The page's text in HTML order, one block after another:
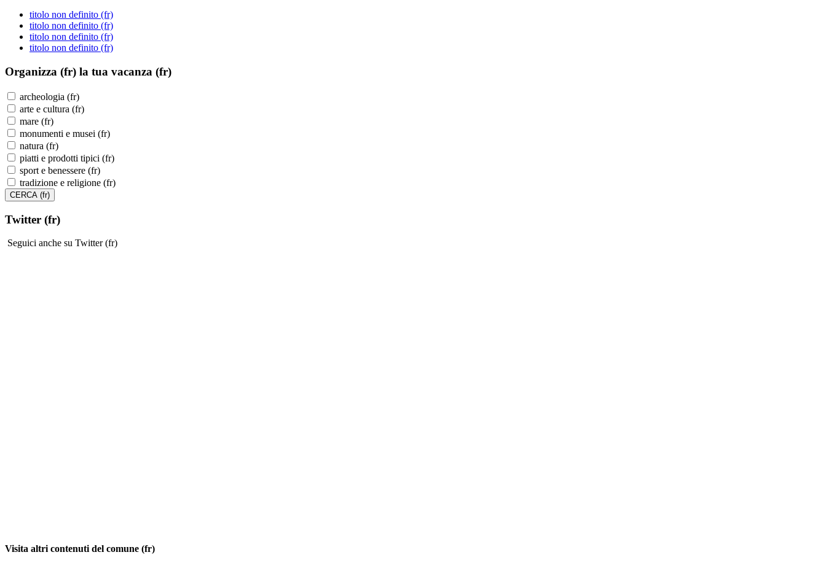
titolo non definito (fr)
titolo non definito (fr)
titolo non definito (fr)
titolo non definito (fr)
Organizza (fr) la tua vacanza (fr)
archeologia (fr)
arte e cultura (fr)
mare (fr)
monumenti e musei (fr)
natura (fr)
piatti e prodotti tipici (fr)
sport e benessere (fr)
tradizione e religione (fr)
Twitter (fr)
Seguici anche su Twitter (fr)
Visita altri contenuti del comune (fr)